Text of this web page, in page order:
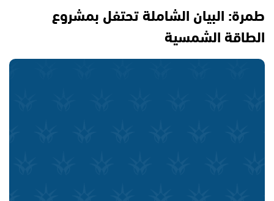
طمرة: البيان الشاملة تحتفل بمشروع
الطاقة الشمسية